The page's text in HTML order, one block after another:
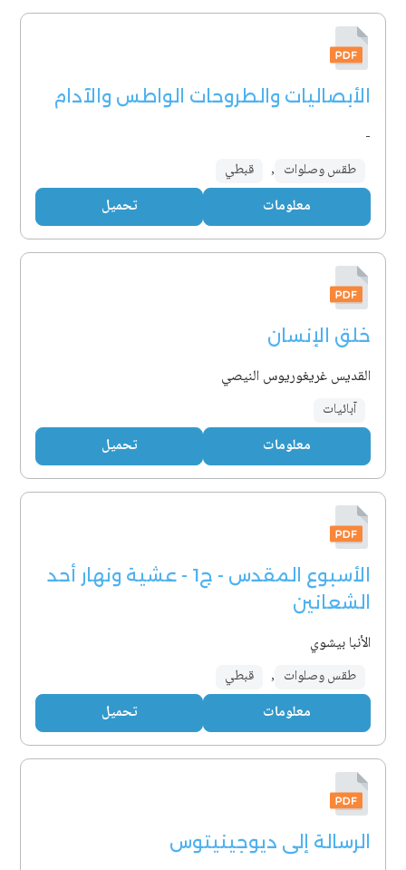
الأبصاليات والطروحات الواطس والآدام
-
طقس وصلوات , قبطي
معلومات تحميل
خلق الإنسان
القديس غريغوريوس النيصي
آبائيات
معلومات تحميل
الأسبوع المقدس - ج1 - عشية ونهار أحد
الشعانين
الأنبا بيشوي
طقس وصلوات , قبطي
معلومات تحميل
الرسالة إلى ديوجينيتوس